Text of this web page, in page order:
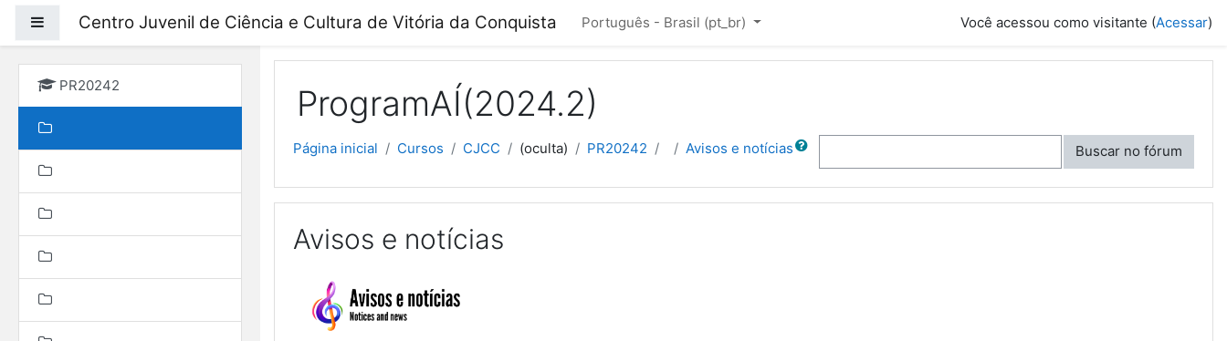
Painel lateral
Centro Juvenil de Ciência e Cultura de Vitória da Conquista Português - Brasil ‎(pt_br)‎ Você acessou como visitante (Acessar)
PR20242 ProgramAÍ(2024.2)
Página inicial Cursos CJCC (oculta) PR20242 Avisos e notícias
Buscar no fórum
Avisos e notícias